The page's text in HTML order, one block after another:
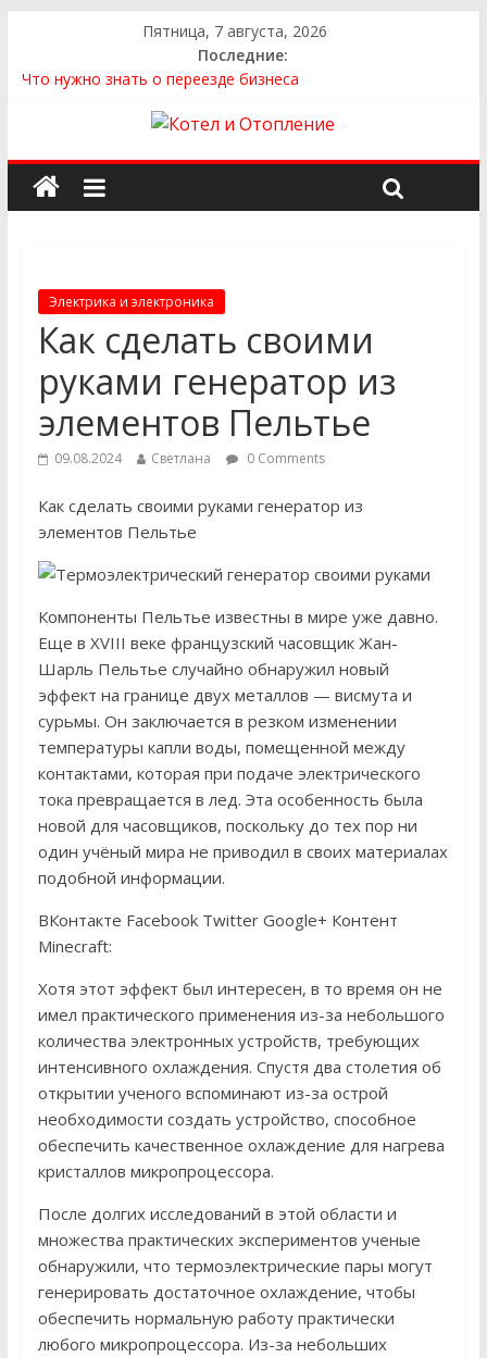
Пятница, 7 августа, 2026
Последние:
Что нужно знать о переезде бизнеса
Как выбрать сантехнику и отопление для дома в
Как найти идеальный каркасный дом для жизни за городом
и не ошибиться в выборе
Электрика и электроника
Как сделать своими
руками генератор из
элементов Пельтье
09.08.2024 Светлана 0 Comments
Как сделать своими руками генератор из
элементов Пельтье
Компоненты Пельтье известны в мире уже давно.
Еще в XVIII веке французский часовщик Жан-
Шарль Пельтье случайно обнаружил новый
эффект на границе двух металлов — висмута и
сурьмы. Он заключается в резком изменении
температуры капли воды, помещенной между
контактами, которая при подаче электрического
тока превращается в лед. Эта особенность была
новой для часовщиков, поскольку до тех пор ни
один учёный мира не приводил в своих материалах
подобной информации.
ВКонтакте Facebook Twitter Google+ Контент
Minecraft:
Хотя этот эффект был интересен, в то время он не
имел практического применения из-за небольшого
количества электронных устройств, требующих
интенсивного охлаждения. Спустя два столетия об
открытии ученого вспоминают из-за острой
необходимости создать устройство, способное
обеспечить качественное охлаждение для нагрева
кристаллов микропроцессора.
После долгих исследований в этой области и
множества практических экспериментов ученые
обнаружили, что термоэлектрические пары могут
генерировать достаточное охлаждение, чтобы
обеспечить нормальную работу практически
любого микропроцессора. Из-за небольших